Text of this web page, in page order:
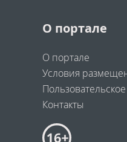
О портале
О портале
Условия
Контакты